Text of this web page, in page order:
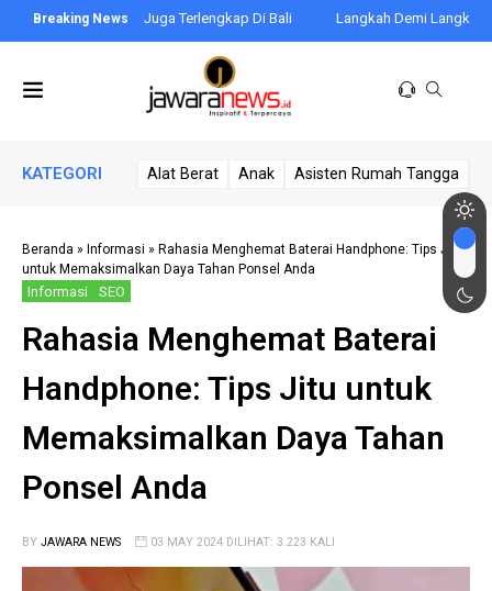
Terbaik Juga Terlengkap Di Bali Langkah Demi Langkah: Membuat
KATEGORI Alat Berat Anak Asisten Rumah Tangga
Beranda » Informasi » Rahasia Menghemat Baterai Handphone: Tips Jitu
untuk Memaksimalkan Daya Tahan Ponsel Anda
Informasi SEO
Rahasia Menghemat Baterai
Handphone: Tips Jitu untuk
Memaksimalkan Daya Tahan
Ponsel Anda
BY JAWARA NEWS 03 MAY 2024 DILIHAT: 3.223 KALI